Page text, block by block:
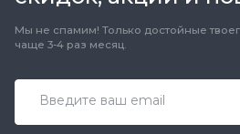
Мы не спамим! Только достойные
чаще 3-4 раз месяц.